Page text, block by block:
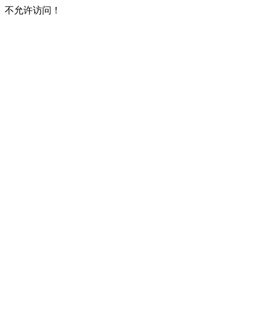
不允许访问！